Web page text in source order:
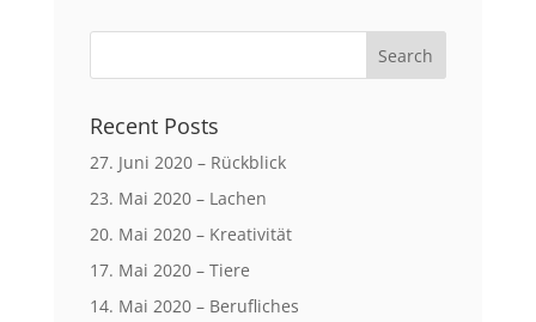
Recent Posts
27. Juni 2020 – Rückblick
23. Mai 2020 – Lachen
20. Mai 2020 – Kreativität
17. Mai 2020 – Tiere
14. Mai 2020 – Berufliches